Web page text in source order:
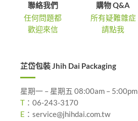
聯絡我們
任何問題都
歡迎來信
購物 Q&A
所有疑難雜症
請點我
芷岱包裝 Jhih Dai Packaging
星期一 – 星期五 08:00am – 5:00pm
T ： 06-243-3170
E ： service@jhihdai.com.tw